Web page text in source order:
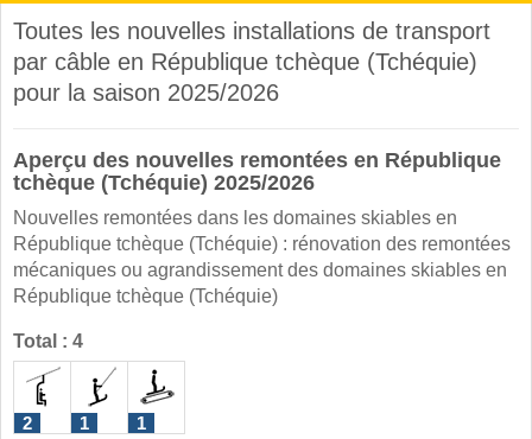
Toutes les nouvelles installations de transport
par câble en République tchèque (Tchéquie)
pour la saison 2025/2026
Aperçu des nouvelles remontées en République
tchèque (Tchéquie) 2025/2026
Nouvelles remontées dans les domaines skiables en
République tchèque (Tchéquie) : rénovation des remontées
mécaniques ou agrandissement des domaines skiables en
République tchèque (Tchéquie)
Total : 4
2 1 1